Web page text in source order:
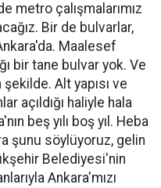
metro çalışmalarımız
Bir de bulvarlar,
Maalesef
bir tane bulvar yok. Ve
Alt yapısı ve
açıldığı haliyle hala
beş yılı boş yıl. Heba
şunu söylüyoruz, gelin
Belediyesi'nin
Ankara'mızı